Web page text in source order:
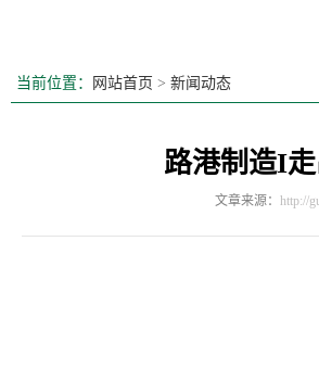
当前位置： 网站首页 > 新闻动态
路港制造I
文章来源： http://